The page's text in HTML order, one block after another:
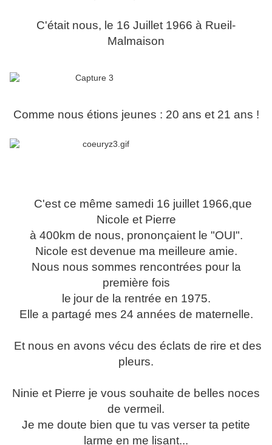
C'était nous, le 16 Juillet 1966 à Rueil-
Malmaison
Comme nous étions jeunes : 20 ans et 21 ans !
C'est ce même samedi 16 juillet 1966,que
Nicole et Pierre
à 400km de nous, prononçaient le "OUI".
Nicole est devenue ma meilleure amie.
Nous nous sommes rencontrées pour la
première fois
le jour de la rentrée en 1975.
Elle a partagé mes 24 années de maternelle.
Et nous en avons vécu des éclats de rire et des
pleurs.
Ninie et Pierre je vous souhaite de belles noces
de vermeil.
Je me doute bien que tu vas verser ta petite
larme en me lisant...